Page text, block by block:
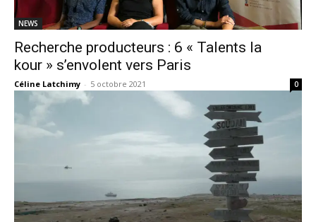
NEWS
Recherche producteurs : 6 « Talents la
kour » s’envolent vers Paris
Céline Latchimy - 5 octobre 2021 0